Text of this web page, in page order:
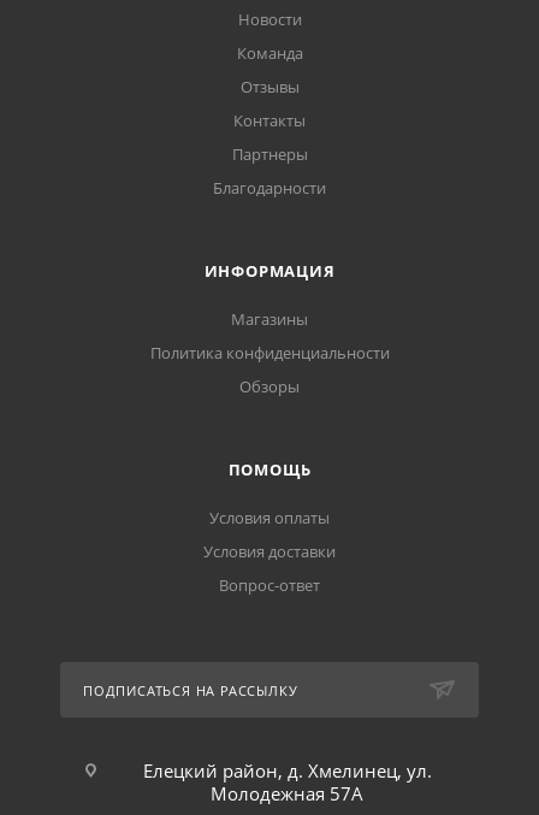
Новости
Команда
Отзывы
Контакты
Партнеры
Благодарности
ИНФОРМАЦИЯ
Магазины
Политика конфиденциальности
Обзоры
ПОМОЩЬ
Условия оплаты
Условия доставки
Вопрос-ответ
ПОДПИСАТЬСЯ НА РАССЫЛКУ
Елецкий район, д. Хмелинец, ул.
Молодежная 57А